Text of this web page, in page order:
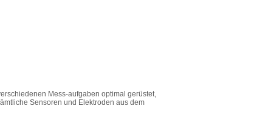
Mess-aufgaben optimal gerüstet,
Sensoren und Elektroden aus dem